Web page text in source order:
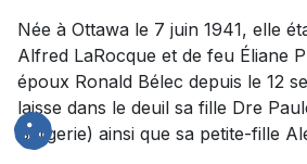
Née à Ottawa le 7 juin 1941, elle
Alfred LaRocque et de feu Éliane
époux Ronald Bélec depuis le 12
laisse dans le deuil sa fille Dre
Sergerie) ainsi que sa petite-fille